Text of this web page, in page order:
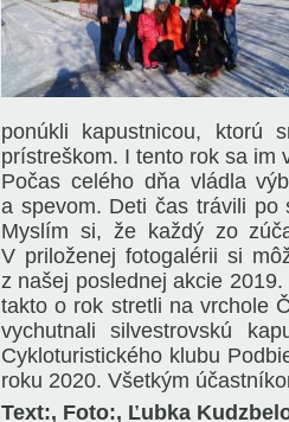
ponúkli kapustnicou, ktorú
prístreškom. I tento rok sa im
Počas celého dňa vládla
a spevom. Deti čas trávili po
Myslím si, že každý zo
V priloženej fotogalérii si
z našej poslednej akcie
takto o rok stretli na vrchole
vychutnali silvestrovskú
Cykloturistického klubu
roku 2020. Všetkým
Text:, Foto:, Ľubka